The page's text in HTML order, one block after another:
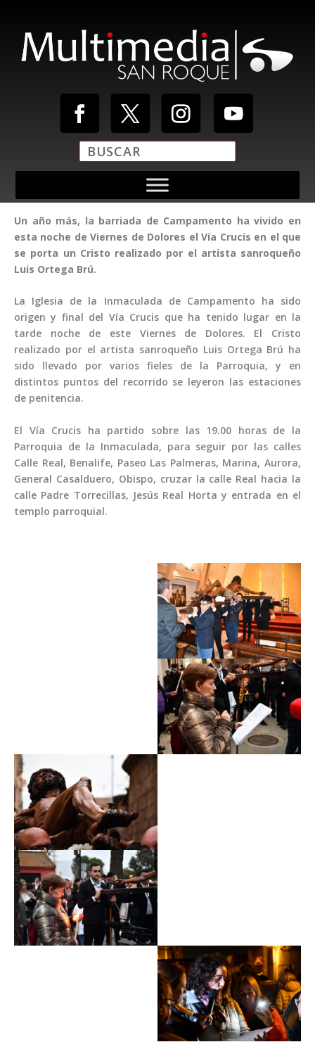
Un año más, la barriada de Campamento ha vivido en
esta noche de Viernes de Dolores el Vía Crucis en el que
se porta un Cristo realizado por el artista sanroqueño
Luis Ortega Brú.
La Iglesia de la Inmaculada de Campamento ha sido
origen y final del Vía Crucis que ha tenido lugar en la
tarde noche de este Viernes de Dolores. El Cristo
realizado por el artista sanroqueño Luis Ortega Brú ha
sido llevado por varios fieles de la Parroquia, y en
distintos puntos del recorrido se leyeron las estaciones
de penitencia.
El Vía Crucis ha partido sobre las 19.00 horas de la
Parroquia de la Inmaculada, para seguir por las calles
Calle Real, Benalife, Paseo Las Palmeras, Marina, Aurora,
General Casalduero, Obispo, cruzar la calle Real hacia la
calle Padre Torrecillas, Jesús Real Horta y entrada en el
templo parroquial.